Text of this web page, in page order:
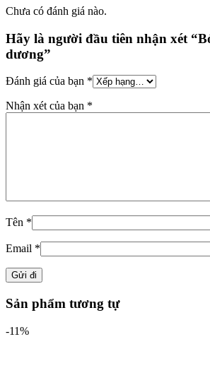
Chưa có đánh giá nào.
Hãy là người đầu tiên nhận xét
dương”
Đánh giá của bạn *
Nhận xét của bạn *
Tên *
Email *
Sản phẩm tương tự
-11%